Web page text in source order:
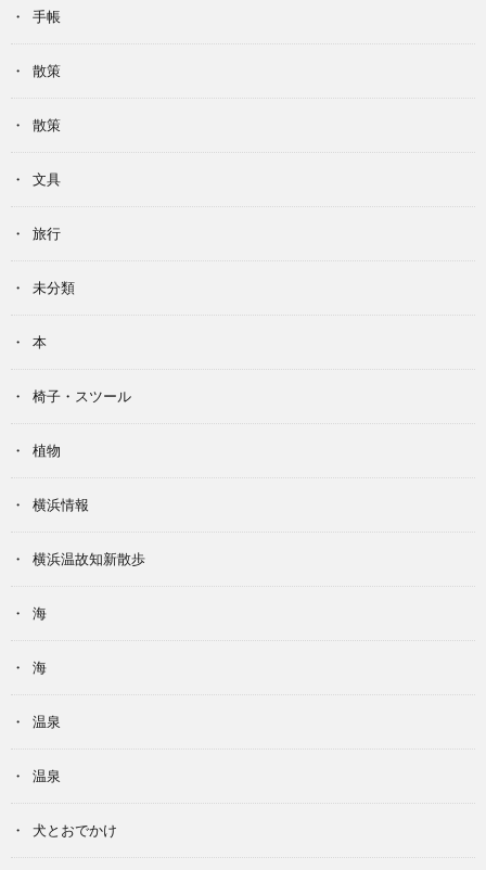
手帳
散策
散策
文具
旅行
未分類
本
椅子・スツール
植物
横浜情報
横浜温故知新散歩
海
海
温泉
温泉
犬とおでかけ